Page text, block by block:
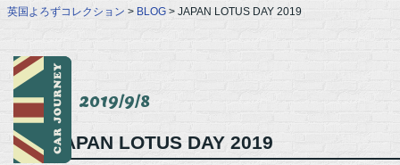
英国よろずコレクション > BLOG > JAPAN LOTUS DAY 2019
2019/9/8
JAPAN LOTUS DAY 2019